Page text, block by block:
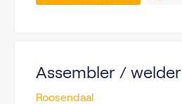
Assembler / welder
Roosendaal